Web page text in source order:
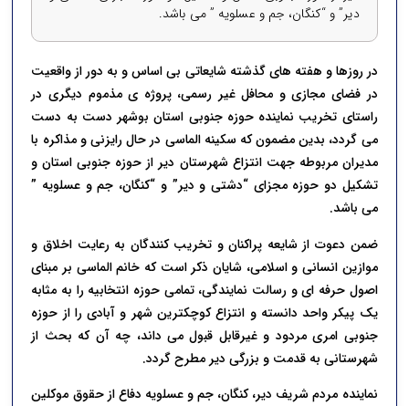
دیر” و “کنگان، جم و عسلویه ” می باشد.
در روزها و هفته های گذشته شایعاتی بی اساس و به دور از واقعیت
در فضای مجازی و محافل غیر رسمی، پروژه ی مذموم دیگری در
راستای تخریب نماینده حوزه جنوبی استان بوشهر دست به دست
می گردد، بدین مضمون که سکینه الماسی در حال رایزنی و مذاکره با
مدیران مربوطه جهت انتزاع شهرستان دیر از حوزه جنوبی استان و
تشکیل دو حوزه مجزای “دشتی و دیر” و “کنگان، جم و عسلویه ”
می باشد.
ضمن دعوت از شایعه پراکنان و تخریب کنندگان به رعایت اخلاق و
موازین انسانی و اسلامی، شایان ذکر است که خانم الماسی بر مبنای
اصول حرفه ای و رسالت نمایندگی، تمامی حوزه انتخابیه را به مثابه
یک پیکر واحد دانسته و انتزاع کوچکترین شهر و آبادی را از حوزه
جنوبی امری مردود و غیرقابل قبول می داند، چه آن که بحث از
شهرستانی به قدمت و بزرگی دیر مطرح گردد.
نماینده مردم شریف دیر، کنگان، جم و عسلویه دفاع از حقوق موکلین